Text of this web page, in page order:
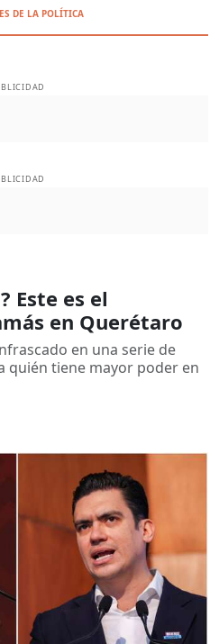
DE LA POLÍTICA
Este es el
en Querétaro
en una serie de
quién tiene mayor poder en